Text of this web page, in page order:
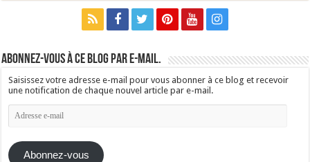
Abonnez-vous à ce blog par e-mail.
Saisissez votre adresse e-mail pour vous abonner à ce blog et recevoir
une notification de chaque nouvel article par e-mail.
Adresse
e-
Abonnez-vous